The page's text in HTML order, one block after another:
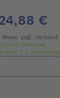
€
Mwst. zzgl. Versand
Sofort lieferbar
1-3 Werktage)